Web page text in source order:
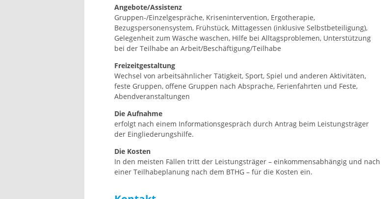
Angebote/Assistenz
Gruppen-/Einzelgespräche, Krisenintervention, Ergotherapie,
Bezugspersonensystem, Frühstück, Mittagessen (inklusive Selbstbeteiligung),
Gelegenheit zum Wäsche waschen, Hilfe bei Alltagsproblemen, Unterstützung
bei der Teilhabe an Arbeit/Beschäftigung/Teilhabe
Freizeitgestaltung
Wechsel von arbeitsähnlicher Tätigkeit, Sport, Spiel und anderen Aktivitäten,
feste Gruppen, offene Gruppen nach Absprache, Ferienfahrten und Feste,
Abendveranstaltungen
Die Aufnahme
erfolgt nach einem Informationsgespräch durch Antrag beim Leistungsträger
der Eingliederungshilfe.
Die Kosten
In den meisten Fällen tritt der Leistungsträger – einkommensabhängig und nach
einer Teilhabeplanung nach dem BTHG – für die Kosten ein.